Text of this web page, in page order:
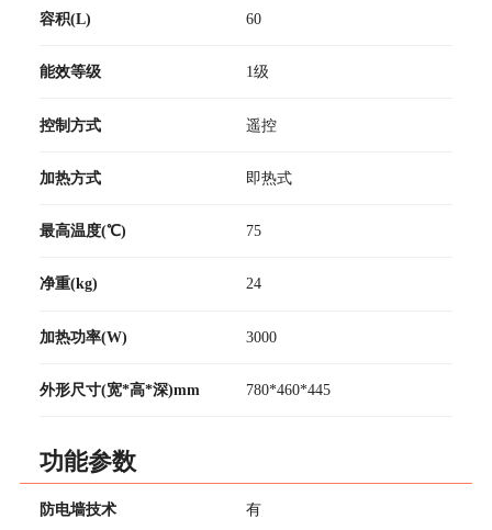
容积(L) 60
能效等级 1级
控制方式 遥控
加热方式 即热式
最高温度(℃) 75
净重(kg) 24
加热功率(W) 3000
外形尺寸(宽*高*深)mm 780*460*445
功能参数
防电墙技术 有